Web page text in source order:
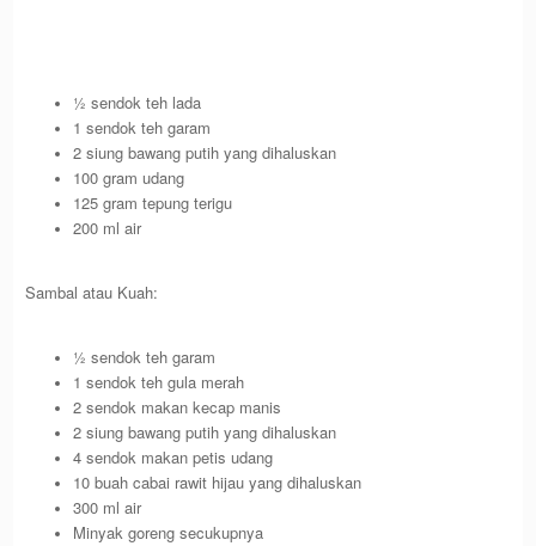
½ sendok teh lada
1 sendok teh garam
2 siung bawang putih yang dihaluskan
100 gram udang
125 gram tepung terigu
200 ml air
Sambal atau Kuah:
½ sendok teh garam
1 sendok teh gula merah
2 sendok makan kecap manis
2 siung bawang putih yang dihaluskan
4 sendok makan petis udang
10 buah cabai rawit hijau yang dihaluskan
300 ml air
Minyak goreng secukupnya